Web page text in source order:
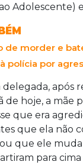
Adolescente)
de morder e
polícia por
após
de hoje, a mãe
que era
que ela não
que ele
para